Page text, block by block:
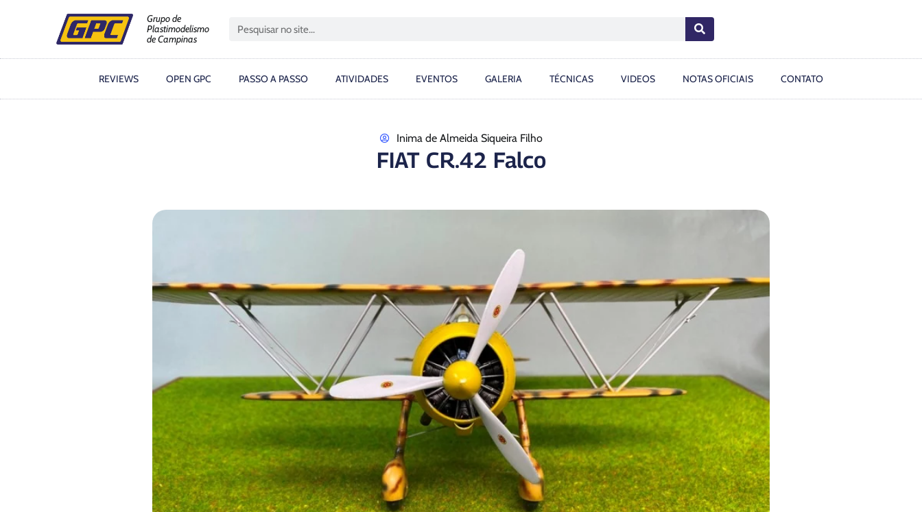
Grupo de
Plastimodelismo
de Campinas
REVIEWS OPEN GPC PASSO A PASSO ATIVIDADES EVENTOS GALERIA TÉCNICAS VIDEOS NOTAS OFICIAIS CONTATO
Inima de Almeida Siqueira Filho
FIAT CR.42 Falco